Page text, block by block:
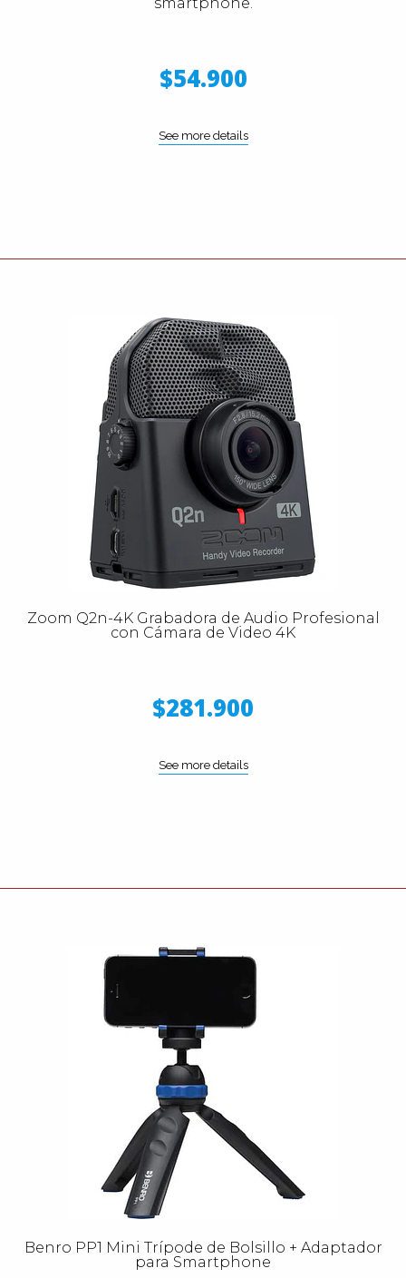
$54.900
See more details
Zoom Q2n-4K Grabadora de Audio Profesional
con Cámara de Video 4K
$281.900
See more details
Benro PP1 Mini Trípode de Bolsillo + Adaptador
para Smartphone